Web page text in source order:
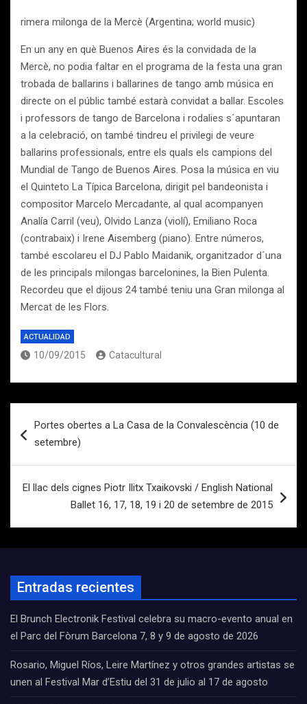
rimera milonga de la Mercè (Argentina; world music)
En un any en què Buenos Aires és la convidada de la
Mercè, no podia faltar en el programa de la festa una gran
trobada de ballarins i ballarines de tango amb música en
directe on el públic també estarà convidat a ballar. Escoles
i professors de tango de Barcelona i rodalies s´apuntaran
a la celebració, on també tindreu el privilegi de veure
ballarins professionals, entre els quals els campions del
Mundial de Tango de Buenos Aires. Posa la música en viu
el Quinteto La Típica Barcelona, dirigit pel bandeonista i
compositor Marcelo Mercadante, al qual acompanyen
Analía Carril (veu), Olvido Lanza (violí), Emiliano Roca
(contrabaix) i Irene Aisemberg (piano). Entre números,
també escolareu el DJ Pablo Maidanik, organitzador d´una
de les principals milongas barcelonines, la Bien Pulenta.
Recordeu que el dijous 24 també teniu una Gran milonga al
Mercat de les Flors.
ACTUALIDAD
10/09/2015 Catacultural
de
Portes obertes a La Casa de la Convalescència (10 de
setembre)
El llac dels cignes Piotr Ilitx Txaikovski / English National
Ballet 16, 17, 18, 19 i 20 de setembre de 2015
Entradas recientes
El Brunch Electronik Festival celebra su macro-evento anual en
el Parc del Fòrum Barcelona 7, 8 y 9 de agosto de 2026
Rosario, Miguel Ríos, Leire Martínez y otros grandes artistas se
unen al Festival Mar d’Estiu del 31 de julio al 17 de agosto